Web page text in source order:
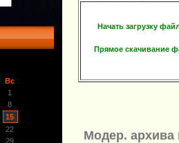
Вс
1
8
15
22
29
Начать загрузку
Прямое скачивание
Модер. архива